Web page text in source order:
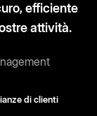
corrente.